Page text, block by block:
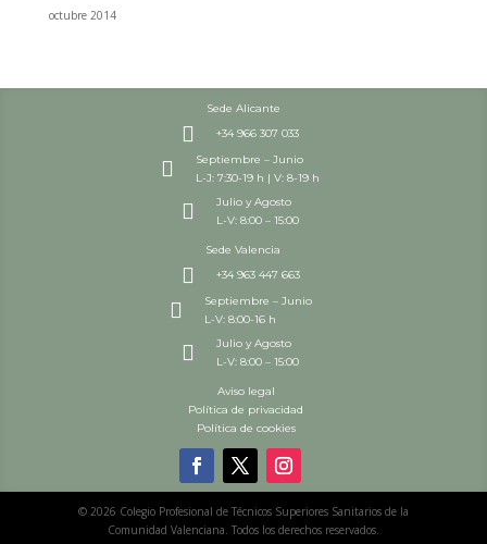
octubre 2014
Sede Alicante
 +34 966 307 033

Septiembre – Junio
L-J: 7:30-19 h | V: 8-19 h

Julio y Agosto
L-V: 8:00 – 15:00
Sede Valencia
 +34 963 447 663

Septiembre – Junio
L-V: 8:00-16 h

Julio y Agosto
L-V: 8:00 – 15:00
Aviso legal
Política de privacidad
Política de cookies
© 2026 Colegio Profesional de Técnicos Superiores Sanitarios de la
Comunidad Valenciana. Todos los derechos reservados.